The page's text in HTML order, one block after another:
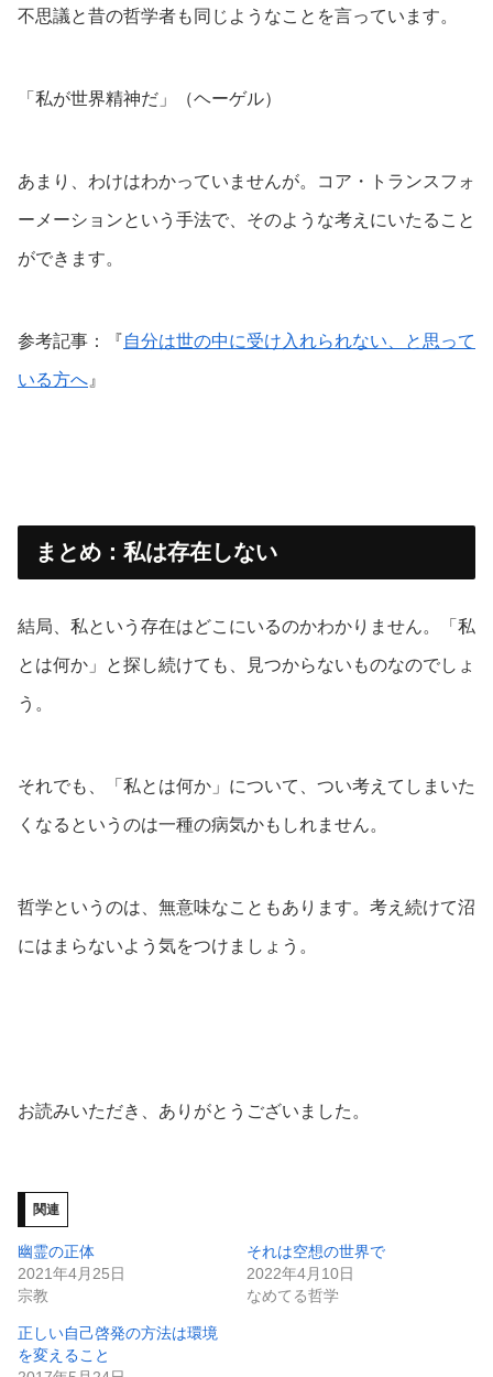
不思議と昔の哲学者も同じようなことを言っています。
「私が世界精神だ」（ヘーゲル）
あまり、わけはわかっていませんが。コア・トランスフォ
ーメーションという手法で、そのような考えにいたること
ができます。
参考記事：『自分は世の中に受け入れられない、と思って
いる方へ 』
まとめ：私は存在しない
結局、私という存在はどこにいるのかわかりません。「私
とは何か」と探し続けても、見つからないものなのでしょ
う。
それでも、「私とは何か」について、つい考えてしまいた
くなるというのは一種の病気かもしれません。
哲学というのは、無意味なこともあります。考え続けて沼
にはまらないよう気をつけましょう。
お読みいただき、ありがとうございました。
関連
幽霊の正体
2021年4月25日
宗教
それは空想の世界で
2022年4月10日
なめてる哲学
正しい自己啓発の方法は環境
を変えること